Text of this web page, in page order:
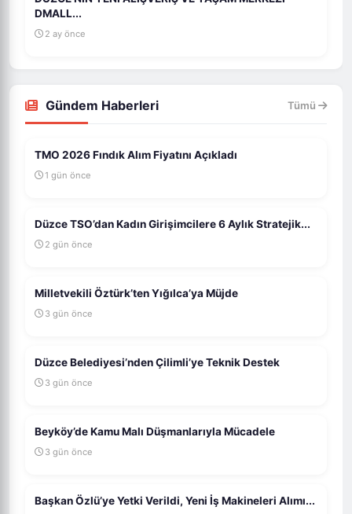
DMALL...
2 ay önce
Gündem Haberleri Tümü
TMO 2026 Fındık Alım Fiyatını Açıkladı
1 gün önce
Düzce TSO’dan Kadın Girişimcilere 6 Aylık Stratejik...
2 gün önce
Milletvekili Öztürk’ten Yığılca’ya Müjde
3 gün önce
Düzce Belediyesi’nden Çilimli’ye Teknik Destek
3 gün önce
Beyköy’de Kamu Malı Düşmanlarıyla Mücadele
3 gün önce
Başkan Özlü’ye Yetki Verildi, Yeni İş Makineleri Alımı...